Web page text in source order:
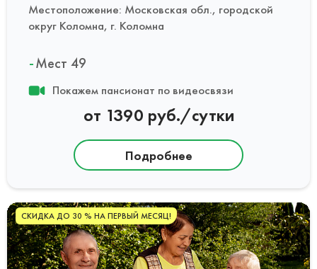
Местоположение: Московская обл., городской
округ Коломна, г. Коломна
Мест 49
Покажем пансионат по видеосвязи
от 1390 руб./сутки
Подробнее
СКИДКА ДО 30 % НА ПЕРВЫЙ МЕСЯЦ!